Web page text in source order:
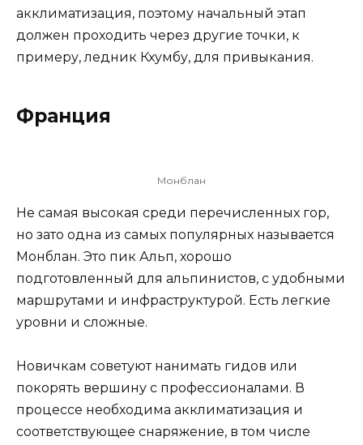
акклиматизация, поэтому начальный этап
должен проходить через другие точки, к
примеру, ледник Кхумбу, для привыкания.
Франция
Монблан
Не самая высокая среди перечисленных гор,
но зато одна из самых популярных называется
Монблан. Это пик Альп, хорошо
подготовленный для альпинистов, с удобными
маршрутами и инфраструктурой. Есть легкие
уровни и сложные.
Новичкам советуют нанимать гидов или
покорять вершину с профессионалами. В
процессе необходима акклиматизация и
соответствующее снаряжение, в том числе